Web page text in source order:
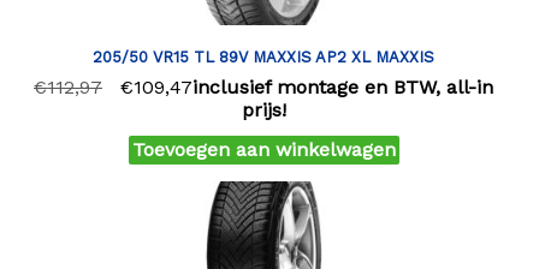
205/50 VR15 TL 89V MAXXIS AP2 XL MAXXIS
€112,97 €109,47inclusief montage en BTW, all-in
prijs!
Toevoegen aan winkelwagen